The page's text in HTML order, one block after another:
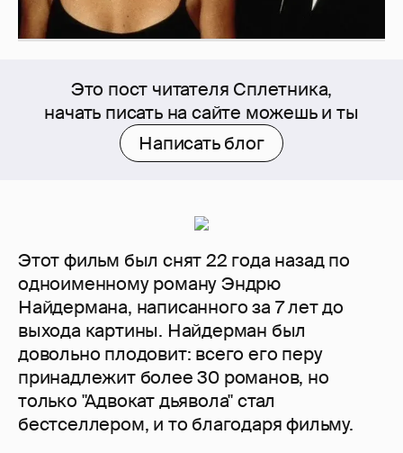
Это пост читателя Сплетника,
начать писать на сайте можешь и ты
Написать блог
Этот фильм был снят 22 года назад по
одноименному роману Эндрю
Найдермана, написанного за 7 лет до
выхода картины. Найдерман был
довольно плодовит: всего его перу
принадлежит более 30 романов, но
только "Адвокат дьявола" стал
бестселлером, и то благодаря фильму.